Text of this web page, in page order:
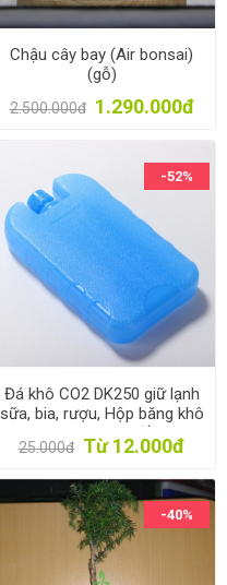
Chậu cây bay (Air bonsai)
(gỗ)
2.500.000đ 1.290.000đ
-52%
Đá khô CO2 DK250 giữ lạnh
sữa, bia, rượu, Hộp băng khô
dạng gel cho quạt điều hòa,
du lịch, phượt
25.000đ Từ 12.000đ
-40%